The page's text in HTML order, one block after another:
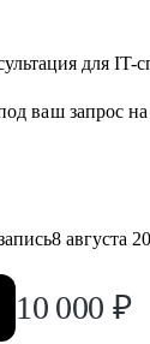
(бизнес +
для IT-
ваш запрос
8 августа
10 000 ₽